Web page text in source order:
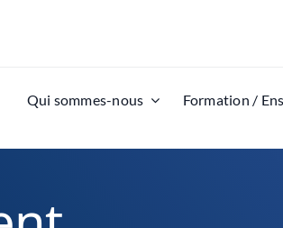
Qui sommes-nous Formation /